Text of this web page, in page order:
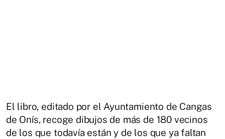
El libro, editado por el Ayuntamiento de Cangas
de Onís, recoge dibujos de más de 180 vecinos
de los que todavía están y de los que ya faltan